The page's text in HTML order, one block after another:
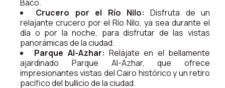
Baco.
Crucero por el Río Nilo: Disfruta de un
relajante crucero por el Río Nilo, ya sea durante el
día o por la noche, para disfrutar de las vistas
panorámicas de la ciudad.
Parque Al-Azhar: Relájate en el bellamente
ajardinado Parque Al-Azhar, que ofrece
impresionantes vistas del Cairo histórico y un retiro
pacífico del bullicio de la ciudad.